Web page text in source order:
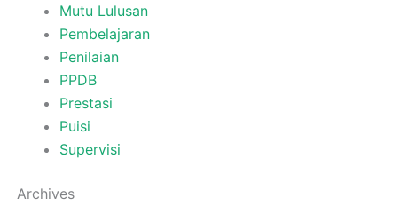
Mutu Lulusan
Pembelajaran
Penilaian
PPDB
Prestasi
Puisi
Supervisi
Archives